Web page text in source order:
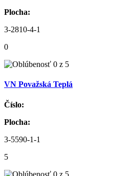
Plocha:
3-2810-4-1
0
VN Považská Teplá
Číslo:
Plocha:
3-5590-1-1
5